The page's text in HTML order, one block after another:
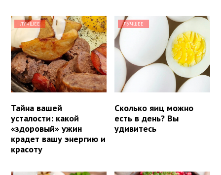
ЛУЧШЕЕ
Тайна вашей
усталости: какой
«здоровый» ужин
крадет вашу энергию и
красоту
ЛУЧШЕЕ
Сколько яиц можно
есть в день? Вы
удивитесь